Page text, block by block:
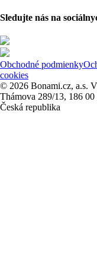
Sledujte nás na
Obchodné podmienky
cookies
© 2026 Bonami.cz, a.s.
Thámova 289/13, 186 00
Česká republika